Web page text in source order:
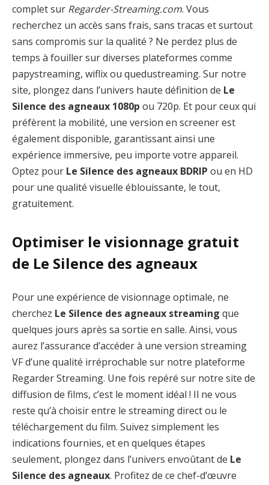
complet sur Regarder-Streaming.com. Vous
recherchez un accès sans frais, sans tracas et surtout
sans compromis sur la qualité ? Ne perdez plus de
temps à fouiller sur diverses plateformes comme
papystreaming, wiflix ou quedustreaming. Sur notre
site, plongez dans l’univers haute définition de Le
Silence des agneaux 1080p ou 720p. Et pour ceux qui
préfèrent la mobilité, une version en screener est
également disponible, garantissant ainsi une
expérience immersive, peu importe votre appareil.
Optez pour Le Silence des agneaux BDRIP ou en HD
pour une qualité visuelle éblouissante, le tout,
gratuitement.
Optimiser le visionnage gratuit
de Le Silence des agneaux
Pour une expérience de visionnage optimale, ne
cherchez Le Silence des agneaux streaming que
quelques jours après sa sortie en salle. Ainsi, vous
aurez l’assurance d’accéder à une version streaming
VF d’une qualité irréprochable sur notre plateforme
Regarder Streaming. Une fois repéré sur notre site de
diffusion de films, c’est le moment idéal ! Il ne vous
reste qu’à choisir entre le streaming direct ou le
téléchargement du film. Suivez simplement les
indications fournies, et en quelques étapes
seulement, plongez dans l’univers envoûtant de Le
Silence des agneaux. Profitez de ce chef-d’œuvre